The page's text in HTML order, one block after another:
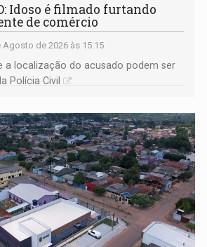
Idoso é filmado furtando
de comércio
Agosto de 2026 às 15:15
a localização do acusado podem ser
Polícia Civil